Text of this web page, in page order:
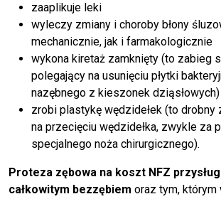
zaaplikuje leki
wyleczy zmiany i choroby błony
mechanicznie, jak i farmakologicznie
wykona kiretaż zamknięty (to zabieg
polegający na usunięciu płytki
nazębnego z kieszonek dziąsłowych)
zrobi plastykę wędzidełek (to drobny
na przecięciu wędzidełka, zwykle za
specjalnego noża chirurgicznego).
Proteza zębowa na koszt NFZ
całkowitym bezzębiem oraz tym,